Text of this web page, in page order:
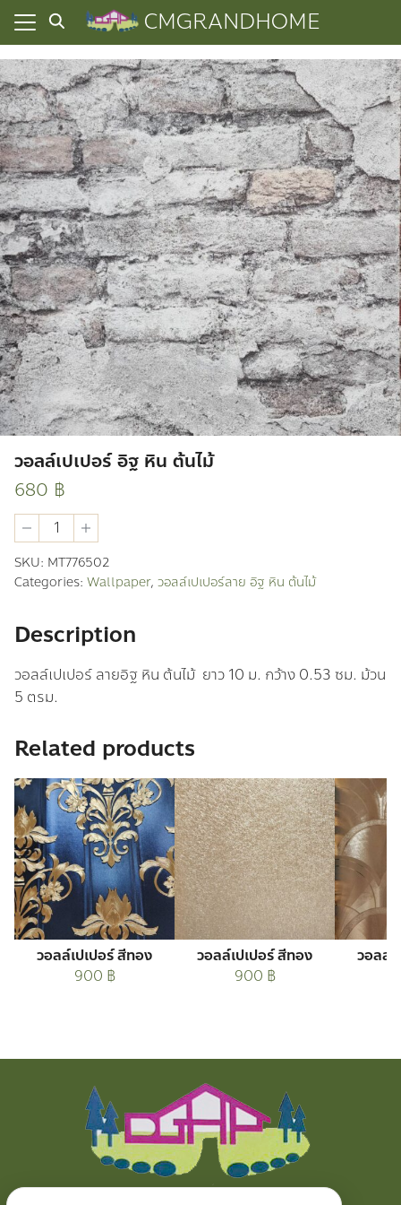
Skip
content
CMGRANDHOME
ความเป็นส่วนตัว
งหมด
ที่ผ่านมา
รา
วอลล์เปเปอร์ อิฐ หิน ต้นไม้
680 ฿
วอ
ลล์
เปเปอร์
อิฐ
หิน
quantity
SKU: MT776502
Categories: Wallpaper, วอลล์เปเปอร์ลาย อิฐ หิน ต้นไม้
Description
วอลล์เปเปอร์ ลายอิฐ หิน ต้นไม้ ยาว 10 ม. กว้าง 0.53 ซม. ม้วน
5 ตรม.
Related products
วอลล์เปเปอร์ สีทอง
900 ฿
วอลล์เปเปอร์ สีทอง
900 ฿
วอลล์